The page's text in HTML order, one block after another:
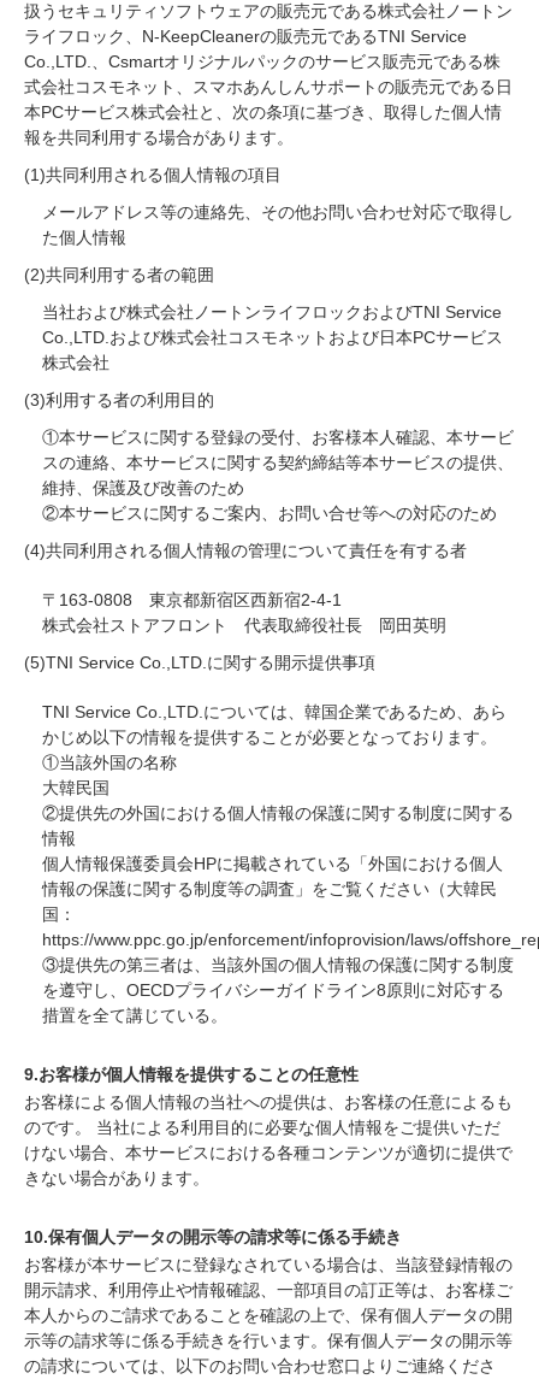
扱うセキュリティソフトウェアの販売元である株式会社ノートン
ライフロック、N-KeepCleanerの販売元であるTNI Service
Co.,LTD.、Csmartオリジナルパックのサービス販売元である株
式会社コスモネット、スマホあんしんサポートの販売元である日
本PCサービス株式会社と、次の条項に基づき、取得した個人情
報を共同利用する場合があります。
(1)共同利用される個人情報の項目
メールアドレス等の連絡先、その他お問い合わせ対応で取得し
た個人情報
(2)共同利用する者の範囲
当社および株式会社ノートンライフロックおよびTNI Service
Co.,LTD.および株式会社コスモネットおよび日本PCサービス
株式会社
(3)利用する者の利用目的
①本サービスに関する登録の受付、お客様本人確認、本サービ
スの連絡、本サービスに関する契約締結等本サービスの提供、
維持、保護及び改善のため
②本サービスに関するご案内、お問い合せ等への対応のため
(4)共同利用される個人情報の管理について責任を有する者
〒163-0808 東京都新宿区西新宿2-4-1
株式会社ストアフロント 代表取締役社長 岡田英明
(5)TNI Service Co.,LTD.に関する開示提供事項
TNI Service Co.,LTD.については、韓国企業であるため、あら
かじめ以下の情報を提供することが必要となっております。
①当該外国の名称
大韓民国
②提供先の外国における個人情報の保護に関する制度に関する
情報
個人情報保護委員会HPに掲載されている「外国における個人
情報の保護に関する制度等の調査」をご覧ください（大韓民
国：
https://www.ppc.go.jp/enforcement/infoprovision/laws/
③提供先の第三者は、当該外国の個人情報の保護に関する制度
を遵守し、OECDプライバシーガイドライン8原則に対応する
措置を全て講じている。
9.お客様が個人情報を提供することの任意性
お客様による個人情報の当社への提供は、お客様の任意によるも
のです。 当社による利用目的に必要な個人情報をご提供いただ
けない場合、本サービスにおける各種コンテンツが適切に提供で
きない場合があります。
10.保有個人データの開示等の請求等に係る手続き
お客様が本サービスに登録なされている場合は、当該登録情報の
開示請求、利用停止や情報確認、一部項目の訂正等は、お客様ご
本人からのご請求であることを確認の上で、保有個人データの開
示等の請求等に係る手続きを行います。保有個人データの開示等
の請求については、以下のお問い合わせ窓口よりご連絡くださ